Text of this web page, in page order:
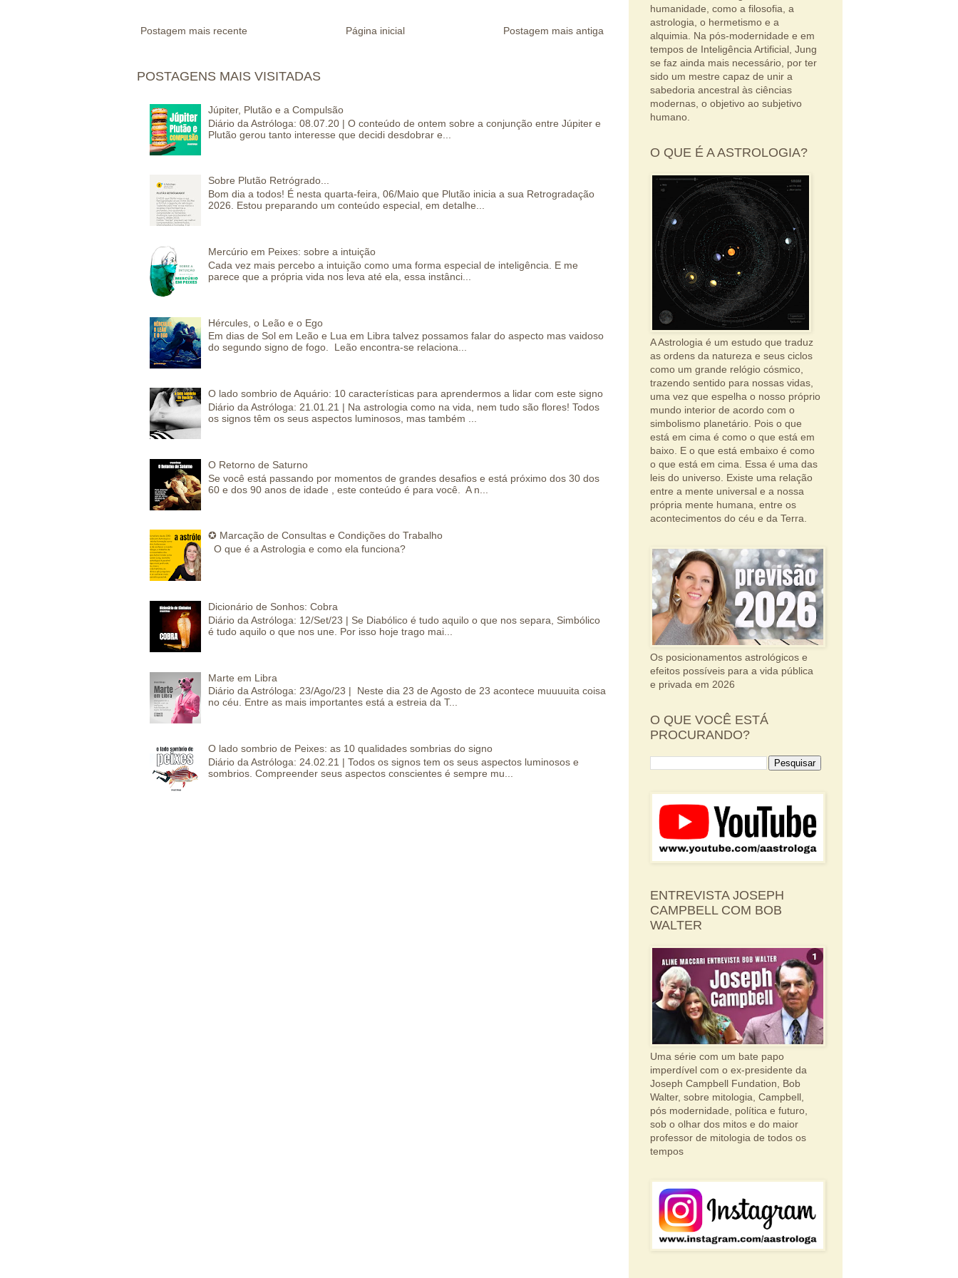
Postagem mais recente Postagem mais antiga
Página inicial
POSTAGENS MAIS VISITADAS
Júpiter, Plutão e a Compulsão
Diário da Astróloga: 08.07.20 | O conteúdo de ontem sobre a conjunção entre Júpiter e
Plutão gerou tanto interesse que decidi desdobrar e...
Sobre Plutão Retrógrado...
Bom dia a todos! É nesta quarta-feira, 06/Maio que Plutão inicia a sua Retrogradação
2026. Estou preparando um conteúdo especial, em detalhe...
Mercúrio em Peixes: sobre a intuição
Cada vez mais percebo a intuição como uma forma especial de inteligência. E me
parece que a própria vida nos leva até ela, essa instânci...
Hércules, o Leão e o Ego
Em dias de Sol em Leão e Lua em Libra talvez possamos falar do aspecto mas vaidoso
do segundo signo de fogo. Leão encontra-se relaciona...
O lado sombrio de Aquário: 10 características para aprendermos a lidar com este signo
Diário da Astróloga: 21.01.21 | Na astrologia como na vida, nem tudo são flores! Todos
os signos têm os seus aspectos luminosos, mas também ...
O Retorno de Saturno
Se você está passando por momentos de grandes desafios e está próximo dos 30 dos
60 e dos 90 anos de idade , este conteúdo é para você. A n...
✪ Marcação de Consultas e Condições do Trabalho
O que é a Astrologia e como ela funciona?
Dicionário de Sonhos: Cobra
Diário da Astróloga: 12/Set/23 | Se Diabólico é tudo aquilo o que nos separa, Simbólico
é tudo aquilo o que nos une. Por isso hoje trago mai...
Marte em Libra
Diário da Astróloga: 23/Ago/23 | Neste dia 23 de Agosto de 23 acontece muuuuita coisa
no céu. Entre as mais importantes está a estreia da T...
O lado sombrio de Peixes: as 10 qualidades sombrias do signo
Diário da Astróloga: 24.02.21 | Todos os signos tem os seus aspectos luminosos e
sombrios. Compreender seus aspectos conscientes é sempre mu...
humanidade, como a filosofia, a
astrologia, o hermetismo e a
alquimia. Na pós-modernidade e em
tempos de Inteligência Artificial, Jung
se faz ainda mais necessário, por ter
sido um mestre capaz de unir a
sabedoria ancestral às ciências
modernas, o objetivo ao subjetivo
humano.
O QUE É A ASTROLOGIA?
A Astrologia é um estudo que traduz
as ordens da natureza e seus ciclos
como um grande relógio cósmico,
trazendo sentido para nossas vidas,
uma vez que espelha o nosso próprio
mundo interior de acordo com o
simbolismo planetário. Pois o que
está em cima é como o que está em
baixo. E o que está embaixo é como
o que está em cima. Essa é uma das
leis do universo. Existe uma relação
entre a mente universal e a nossa
própria mente humana, entre os
acontecimentos do céu e da Terra.
Os posicionamentos astrológicos e
efeitos possíveis para a vida pública
e privada em 2026
O QUE VOCÊ ESTÁ
PROCURANDO?
ENTREVISTA JOSEPH
CAMPBELL COM BOB
WALTER
Uma série com um bate papo
imperdível com o ex-presidente da
Joseph Campbell Fundation, Bob
Walter, sobre mitologia, Campbell,
pós modernidade, política e futuro,
sob o olhar dos mitos e do maior
professor de mitologia de todos os
tempos